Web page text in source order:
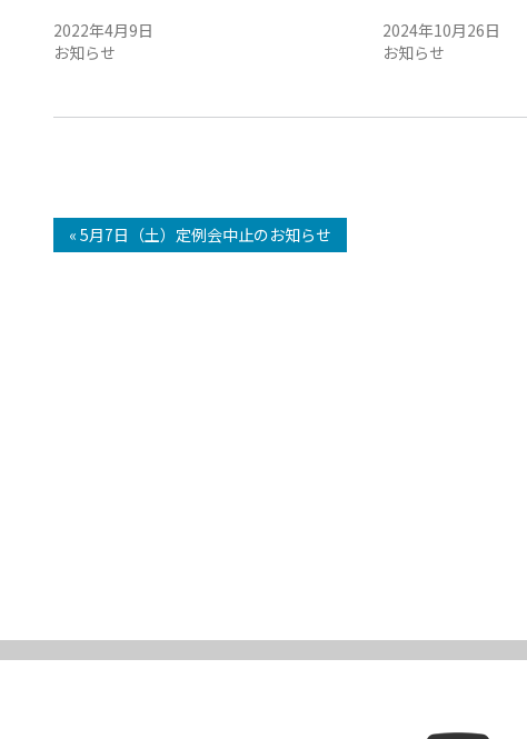
2022年4月9日
お知らせ
2024年10月26日
お知らせ
« 5月7日（土）定例会中止のお知らせ